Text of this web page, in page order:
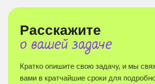
Расскажите
о вашей задаче
Кратко опишите свою задачу, и мы
вами в кратчайшие сроки для